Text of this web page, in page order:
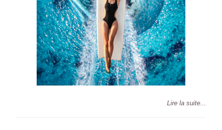
Lire la suite...